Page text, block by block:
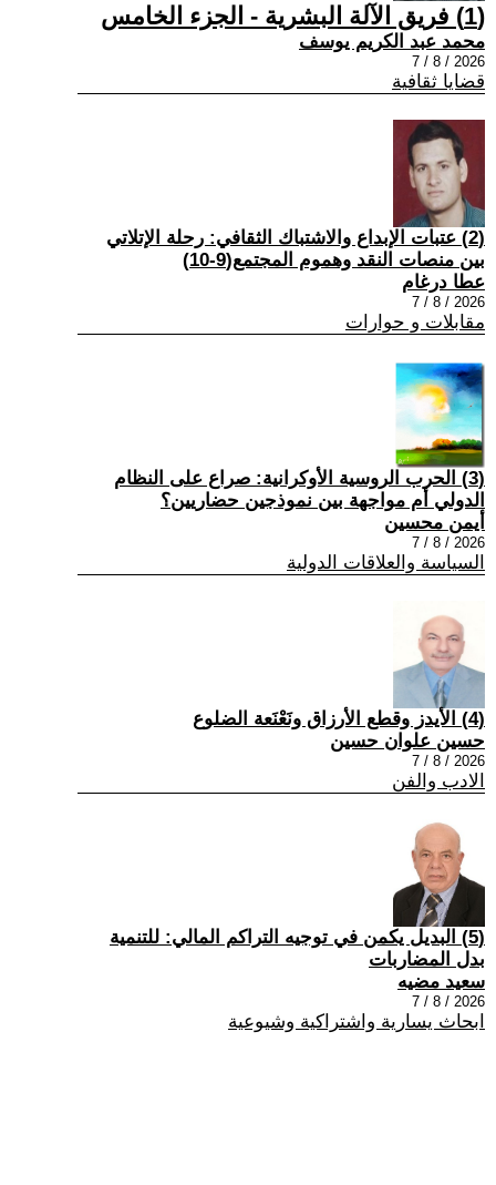
(1) فريق الآلة البشرية - الجزء الخامس
محمد عبد الكريم يوسف
2026 / 8 / 7
قضايا ثقافية
(2) عتبات الإبداع والاشتباك الثقافي: رحلة الإتلاتي
بين منصات النقد وهموم المجتمع(9-10)
عطا درغام
2026 / 8 / 7
مقابلات و حوارات
(3) الحرب الروسية الأوكرانية: صراع على النظام
الدولي أم مواجهة بين نموذجين حضاريين؟
أيمن محسين
2026 / 8 / 7
السياسة والعلاقات الدولية
(4) الأيدز وقطع الأرزاق ونَعْنَعة الضلوع
حسين علوان حسين
2026 / 8 / 7
الادب والفن
(5) البديل يكمن في توجيه التراكم المالي: للتنمية
بدل المضاربات
سعيد مضيه
2026 / 8 / 7
ابحاث يسارية واشتراكية وشيوعية